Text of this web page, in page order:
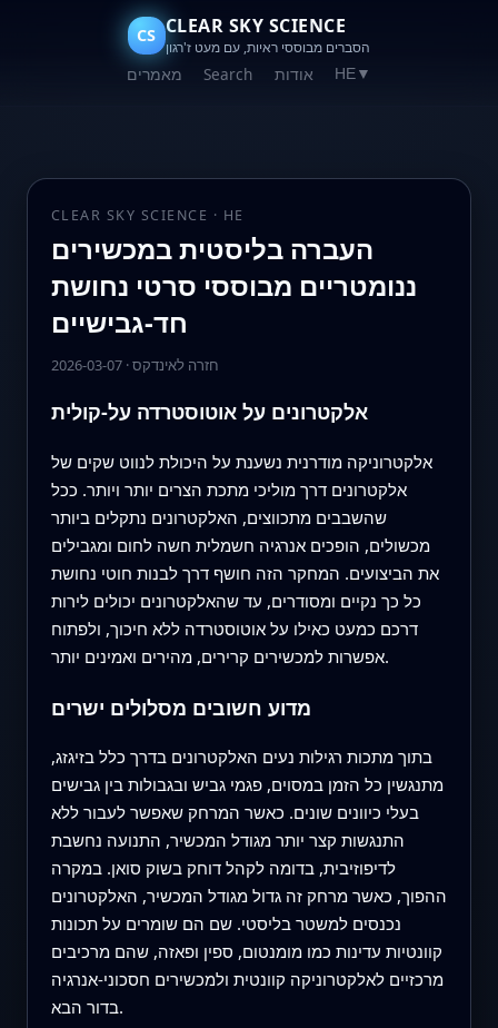
CS CLEAR SKY SCIENCE
הסברים מבוססי ראיות, עם מעט ז'רגון
מאמרים Search אודות HE▼
CLEAR SKY SCIENCE · HE
העברה בליסטית במכשירים
ננומטריים מבוססי סרטי נחושת
חד-גבישיים
2026-03-07·חזרה לאינדקס
אלקטרונים על אוטוסטרדה על-קולית
אלקטרוניקה מודרנית נשענת על היכולת לנווט שקים של
אלקטרונים דרך מוליכי מתכת הצרים יותר ויותר. ככל
שהשבבים מתכווצים, האלקטרונים נתקלים ביותר
מכשולים, הופכים אנרגיה חשמלית חשה לחום ומגבילים
את הביצועים. המחקר הזה חושף דרך לבנות חוטי נחושת
כל כך נקיים ומסודרים, עד שהאלקטרונים יכולים לירות
דרכם כמעט כאילו על אוטוסטרדה ללא חיכוך, ולפתוח
אפשרות למכשירים קרירים, מהירים ואמינים יותר.
מדוע חשובים מסלולים ישרים
בתוך מתכות רגילות נעים האלקטרונים בדרך כלל בזיגזג,
מתנגשין כל הזמן במסוים, פגמי גביש ובגבולות בין גבישים
בעלי כיוונים שונים. כאשר המרחק שאפשר לעבור ללא
התנגשות קצר יותר מגודל המכשיר, התנועה נחשבת
לדיפוזיבית, בדומה לקהל דוחק בשוק סואן. במקרה
ההפוך, כאשר מרחק זה גדול מגודל המכשיר, האלקטרונים
נכנסים למשטר בליסטי. שם הם שומרים על תכונות
קוונטיות עדינות כמו מומנטום, ספין ופאזה, שהם מרכיבים
מרכזיים לאלקטרוניקה קוונטית ולמכשירים חסכוני-אנרגיה
בדור הבא.